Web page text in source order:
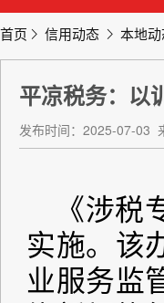
首页 信用动态 本地
平凉税务：以
发布时间：2025-07-03